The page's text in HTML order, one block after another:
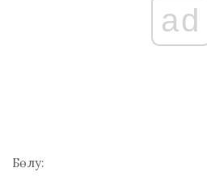
ad
Бөлу: